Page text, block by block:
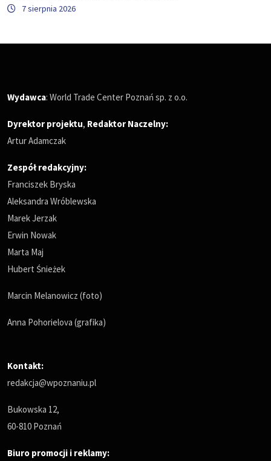
7 sierpnia 2026
Wydawca: World Trade Center Poznań sp. z o.o.
Dyrektor projektu, Redaktor Naczelny:
Artur Adamczak
Zespół redakcyjny:
Franciszek Bryska
Aleksandra Wróblewska
Marek Jerzak
Erwin Nowak
Marta Maj
Hubert Śnieżek
Marcin Melanowicz (foto)
Anna Pohorielova (grafika)
Kontakt:
redakcja@wpoznaniu.pl
Bukowska 12,
60-810 Poznań
Biuro promocji i reklamy: